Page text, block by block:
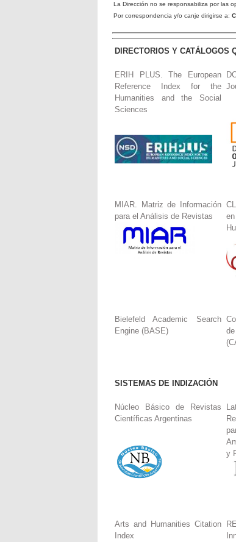
La Dirección no se responsabiliza por las
Por correspondencia y/o canje dirigirse a:
DIRECTORIOS Y CATÁLOGOS
ERIH PLUS. The European
Reference Index for the
Humanities and the Social
Sciences
MIAR. Matriz de Información
para el Análisis de Revistas
Bielefeld Academic Search
Engine (BASE)
SISTEMAS DE INDIZACIÓN
Núcleo Básico de Revistas
Científicas Argentinas
y
Arts and Humanities Citation
Index